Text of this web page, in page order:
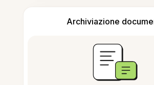
Archiviazione